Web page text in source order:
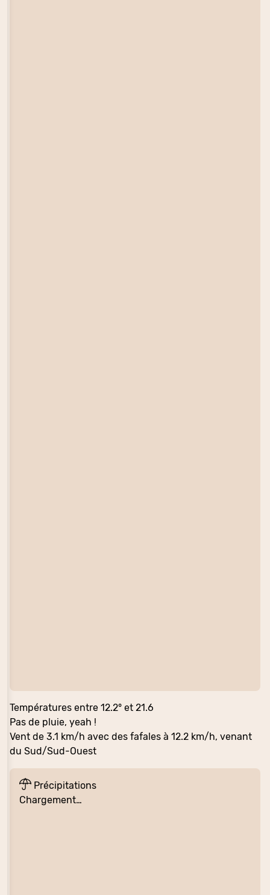
Températures entre 12.2° et 21.6
Pas de pluie, yeah !
Vent de 3.1 km/h avec des fafales à 12.2 km/h, venant
du Sud/Sud-Ouest
Précipitations
Chargement…